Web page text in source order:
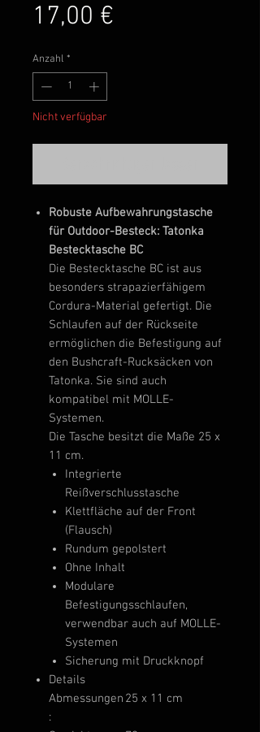
17,00 €
Anzahl *
Nicht verfügbar
Robuste Aufbewahrungstasche
für Outdoor-Besteck: Tatonka
Bestecktasche BC
Die Bestecktasche BC ist aus
besonders strapazierfähigem
Cordura-Material gefertigt. Die
Schlaufen auf der Rückseite
ermöglichen die Befestigung auf
den Bushcraft-Rucksäcken von
Tatonka. Sie sind auch
kompatibel mit MOLLE-
Systemen.
Die Tasche besitzt die Maße 25 x
11 cm.
Integrierte
Reißverschlusstasche
Klettfläche auf der Front
(Flausch)
Rundum gepolstert
Ohne Inhalt
Modulare
Befestigungsschlaufen,
verwendbar auch auf MOLLE-
Systemen
Sicherung mit Druckknopf
Details
Abmessungen
:
25 x 11 cm